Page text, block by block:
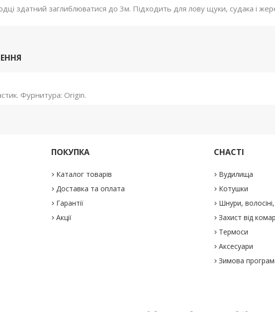
здатний заглиблюватися до 3м. Підходить для лову щуки, судака і
Фурнитура: Origin.
ПОКУПКА
Каталог товарів
Доставка та оплата
Гарантії
Акції
СНАСТІ
Вудилища
Котушки
Шнури,
Захист від
Термоси
Аксесуари
Зимова